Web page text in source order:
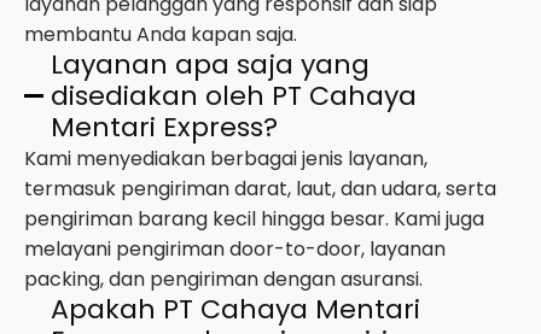
membantu Anda kapan saja.
Layanan apa saja yang
disediakan oleh PT Cahaya
Mentari Express?
Kami menyediakan berbagai jenis layanan,
termasuk pengiriman darat, laut, dan udara, serta
pengiriman barang kecil hingga besar. Kami juga
melayani pengiriman door-to-door, layanan
packing, dan pengiriman dengan asuransi.
Apakah PT Cahaya Mentari